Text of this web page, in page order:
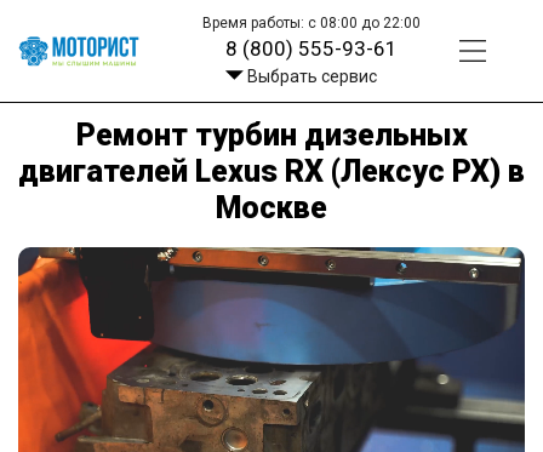
Время работы: с 08:00 до 22:00
8 (800) 555-93-61
Выбрать сервис
Ремонт турбин дизельных
двигателей Lexus RX (Лексус РХ) в
Москве